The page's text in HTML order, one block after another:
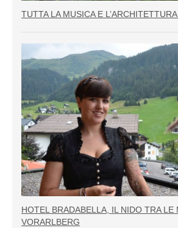
TUTTA LA MUSICA E
HOTEL BRADABELLA, IL NIDO TRA LE
VORARLBERG